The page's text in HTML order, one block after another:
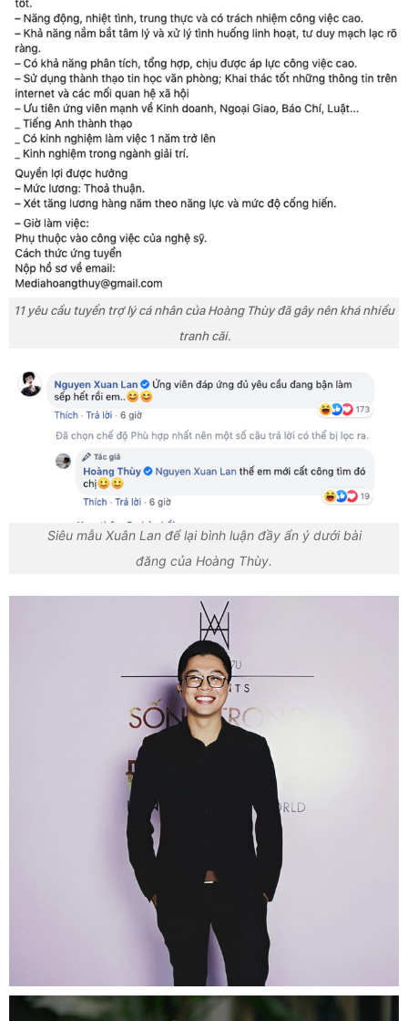
11 yêu cầu tuyển trợ lý cá nhân của Hoàng Thùy đã gây nên khá nhiều
tranh cãi.
Siêu mẫu Xuân Lan để lại bình luận đầy ẩn ý dưới bài
đăng của Hoàng Thùy.